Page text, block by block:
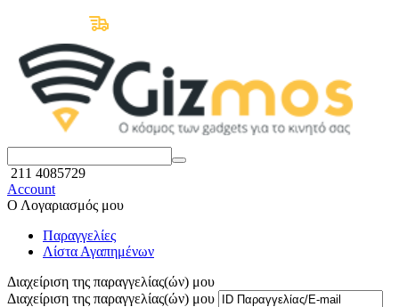
211 4085729
Account
Ο Λογαριασμός μου
Παραγγελίες
Λίστα Αγαπημένων
Διαχείριση της παραγγελίας(ών) μου
Διαχείριση της παραγγελίας(ών) μου